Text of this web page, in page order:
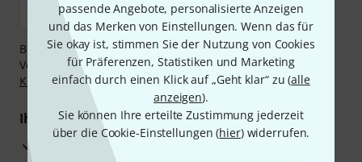
passende Angebote, personalisierte Anzeigen
und das Merken von Einstellungen. Wenn das für
Sie okay ist, stimmen Sie der Nutzung von Cookies
für Präferenzen, Statistiken und Marketing
einfach durch einen Klick auf „Geht klar“ zu (alle
anzeigen).
Sie können Ihre erteilte Zustimmung jederzeit
über die Cookie-Einstellungen (hier) widerrufen.
Bezahlen Sie vertraulich und sicher per Nachnahme,
Vorkasse, PayPal, Amazon Pay,Klarna Sofort bezahlen
Klarna Ratenzahlungoder Kreditkarte.
Ihre Vorteile
3 Jahre Thomann Garantie